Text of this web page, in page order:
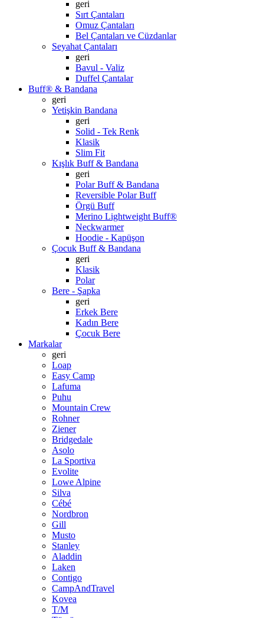
geri
Sırt Çantaları
Omuz Çantaları
Bel Çantaları ve Cüzdanlar
Seyahat Çantaları
geri
Bavul - Valiz
Duffel Çantalar
Buff® & Bandana
geri
Yetişkin Bandana
geri
Solid - Tek Renk
Klasik
Slim Fit
Kışlık Buff & Bandana
geri
Polar Buff & Bandana
Reversible Polar Buff
Örgü Buff
Merino Lightweight Buff®
Neckwarmer
Hoodie - Kapüşon
Çocuk Buff & Bandana
geri
Klasik
Polar
Bere - Şapka
geri
Erkek Bere
Kadın Bere
Çocuk Bere
Markalar
geri
Loap
Easy Camp
Lafuma
Puhu
Mountain Crew
Rohner
Ziener
Bridgedale
Asolo
La Sportiva
Evolite
Lowe Alpine
Silva
Cébé
Nordbron
Gill
Musto
Stanley
Aladdin
Laken
Contigo
CampAndTravel
Kovea
T/M